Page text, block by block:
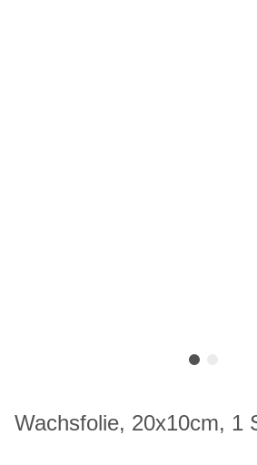
Wachsfolie, 20x10cm, 1